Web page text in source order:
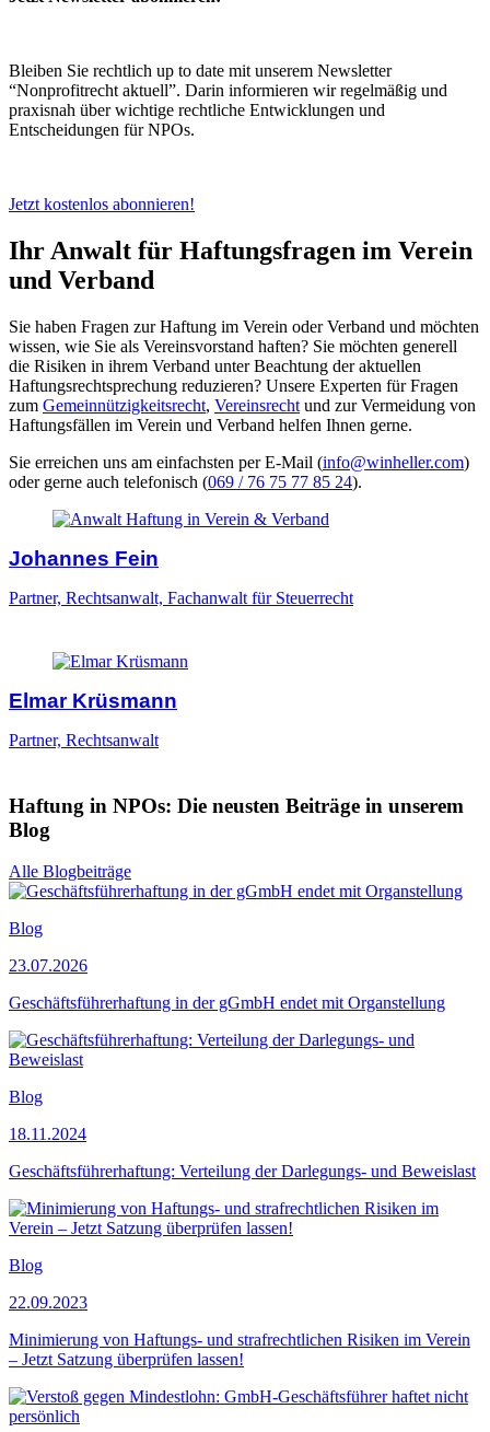
Bleiben Sie rechtlich up to date mit unserem Newsletter
“Nonprofitrecht aktuell”. Darin informieren wir regelmäßig und
praxisnah über wichtige rechtliche Entwicklungen und
Entscheidungen für NPOs.
Jetzt kostenlos abonnieren!
Ihr Anwalt für Haftungsfragen im Verein
und Verband
Sie haben Fragen zur Haftung im Verein oder Verband und möchten
wissen, wie Sie als Vereinsvorstand haften? Sie möchten generell
die Risiken in ihrem Verband unter Beachtung der aktuellen
Haftungsrechtsprechung reduzieren? Unsere Experten für Fragen
zum Gemeinnützigkeitsrecht, Vereinsrecht und zur Vermeidung von
Haftungsfällen im Verein und Verband helfen Ihnen gerne.
Sie erreichen uns am einfachsten per E-Mail (info@winheller.com)
oder gerne auch telefonisch (069 / 76 75 77 85 24).
Johannes Fein
Partner, Rechtsanwalt, Fachanwalt für Steuerrecht
Elmar Krüsmann
Partner, Rechtsanwalt
Haftung in NPOs: Die neusten Beiträge in unserem
Blog
Alle Blogbeiträge
Blog
23.07.2026
Geschäftsführerhaftung in der gGmbH endet mit Organstellung
Blog
18.11.2024
Geschäftsführerhaftung: Verteilung der Darlegungs- und Beweislast
Blog
22.09.2023
Minimierung von Haftungs- und strafrechtlichen Risiken im Verein
– Jetzt Satzung überprüfen lassen!